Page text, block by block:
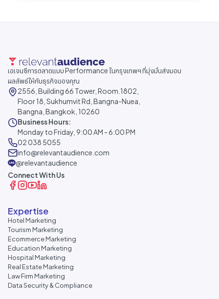
เอเจนซีการตลาดแบบ Performance ในกรุงเทพฯ ที่มุ่งมั่นส่งมอบ
ผลลัพธ์ให้กับธุรกิจของคุณ
2556, Building 66 Tower, Room.1802,
Floor 18, Sukhumvit Rd, Bangna-Nuea,
Bangna, Bangkok, 10260
Business Hours:
Monday to Friday, 9:00 AM - 6:00 PM
02 038 5055
info@relevantaudience.com
@relevantaudience
Connect With Us
Expertise
Hotel Marketing
Tourism Marketing
Ecommerce Marketing
Education Marketing
Hospital Marketing
Real Estate Marketing
Law Firm Marketing
Data Security & Compliance